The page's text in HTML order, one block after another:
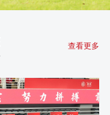
查看更多